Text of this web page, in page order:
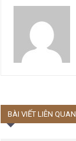
BÀI VIẾT LIÊN QUAN